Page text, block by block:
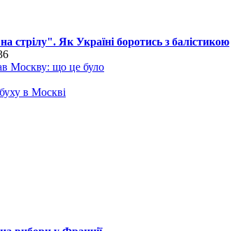
стрілу". Як Україні боротись з балістикою
Москву: що це було
в Москві